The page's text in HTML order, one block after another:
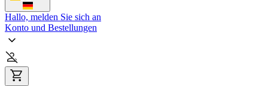
Hallo, melden Sie sich an
Konto und Bestellungen